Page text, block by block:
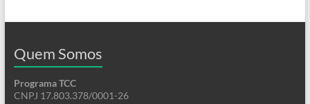
Quem Somos
Programa TCC
CNPJ 17.803.378/0001-26